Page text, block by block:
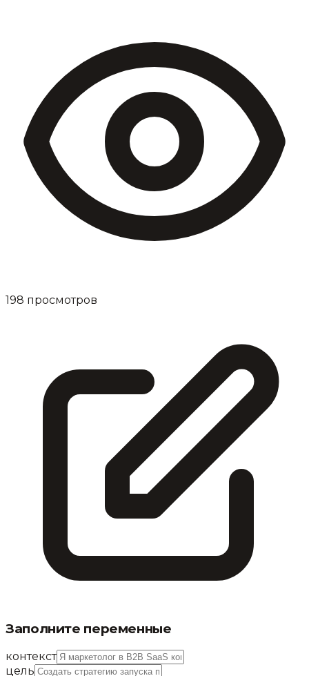
198 просмотров
Заполните переменные
контекст
цель